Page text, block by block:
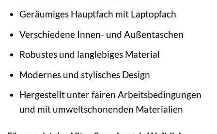
Geräumiges Hauptfach mit Laptopfach
Verschiedene Innen- und Außentaschen
Robustes und langlebiges Material
Modernes und stylisches Design
Hergestellt unter fairen Arbeitsbedingungen
und mit umweltschonenden Materialien